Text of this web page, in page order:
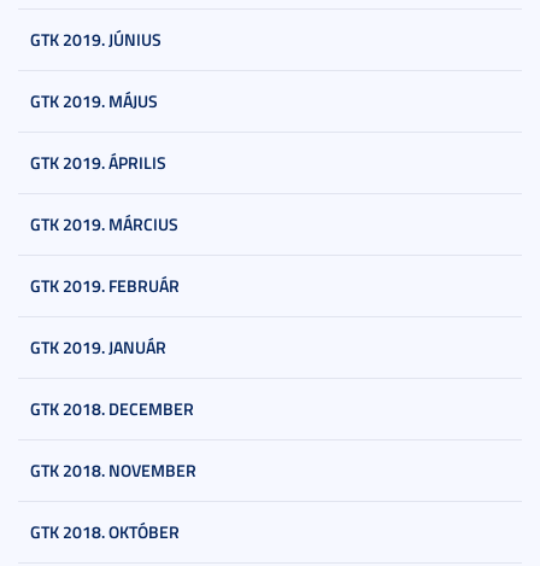
GTK 2019. JÚNIUS
GTK 2019. MÁJUS
GTK 2019. ÁPRILIS
GTK 2019. MÁRCIUS
GTK 2019. FEBRUÁR
GTK 2019. JANUÁR
GTK 2018. DECEMBER
GTK 2018. NOVEMBER
GTK 2018. OKTÓBER